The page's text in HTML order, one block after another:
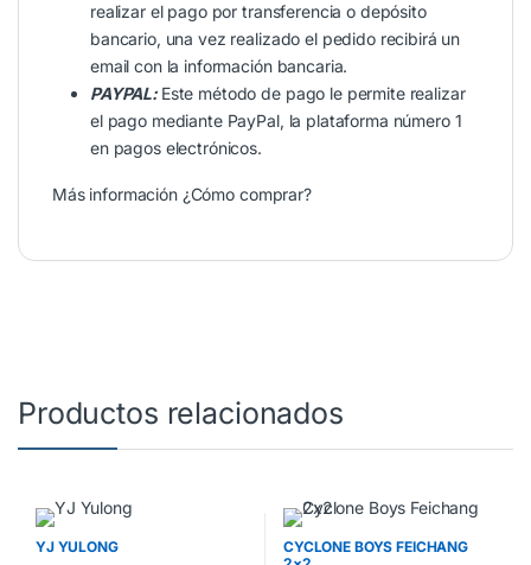
realizar el pago por transferencia o depósito
bancario, una vez realizado el pedido recibirá un
email con la información bancaria.
PAYPAL: Este método de pago le permite realizar
el pago mediante PayPal, la plataforma número 1
en pagos electrónicos.
Más información ¿Cómo comprar?
Productos relacionados
YJ YULONG
CYCLONE BOYS FEICHANG